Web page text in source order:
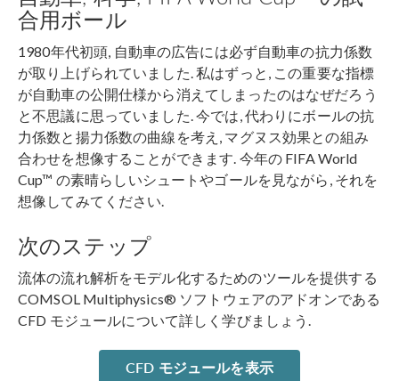
合用ボール
1980年代初頭, 自動車の広告には必ず自動車の抗力係数
が取り上げられていました. 私はずっと, この重要な指標
が自動車の公開仕様から消​​えてしまったのはなぜだろう
と不思議に思っていました. 今では, 代わりにボールの抗
力係数と揚力係数の曲線を考え, マグヌス効果との組み
合わせを想像することができます. 今年の FIFA World
Cup™ の素晴らしいシュートやゴールを見ながら, それを
想像してみてください.
次のステップ
流体の流れ解析をモデル化するためのツールを提供する
COMSOL Multiphysics® ソフトウェアのアドオンである
CFD モジュールについて詳しく学びましょう.
CFD モジュールを表示